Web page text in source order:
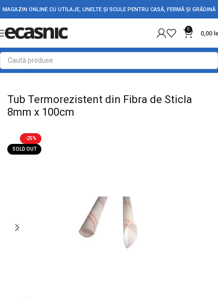
MAGAZIN ONLINE CU UTILAJE, UNELTE ȘI SCULE PENTRU CASĂ, FERMĂ ȘI GRĂDINĂ
0
0,00
Prima pagină Conectica Tub Termo
Tub Termorezistent din Fibra de Sticla
8mm x 100cm
-25%
SOLD OUT